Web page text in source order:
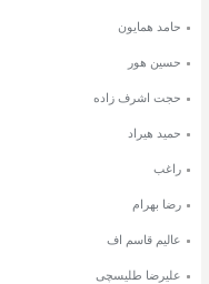
حامد همایون
حسین هور
حجت اشرف زاده
حمید هیراد
راغب
رضا بهرام
عالیم قاسم اف
علیرضا طلیسچی